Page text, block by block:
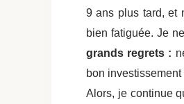
9 ans plus tard, et
bien fatiguée. Je
grands regrets :
bon
Alors, je continue